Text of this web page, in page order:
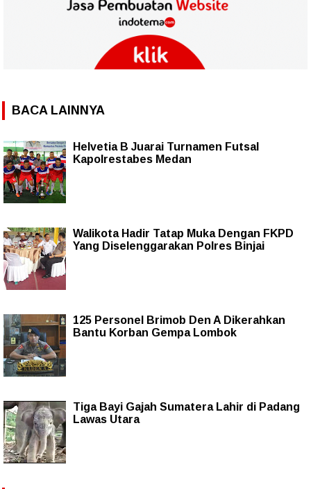
BACA LAINNYA
Helvetia B Juarai Turnamen Futsal
Kapolrestabes Medan
Walikota Hadir Tatap Muka Dengan FKPD
Yang Diselenggarakan Polres Binjai
125 Personel Brimob Den A Dikerahkan
Bantu Korban Gempa Lombok
Tiga Bayi Gajah Sumatera Lahir di Padang
Lawas Utara